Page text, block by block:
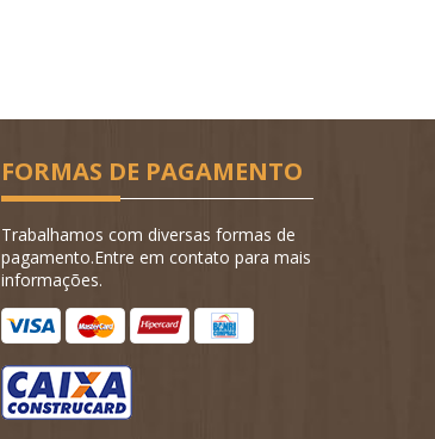
FORMAS DE PAGAMENTO
Trabalhamos com diversas formas de
pagamento.Entre em contato para mais
informações.